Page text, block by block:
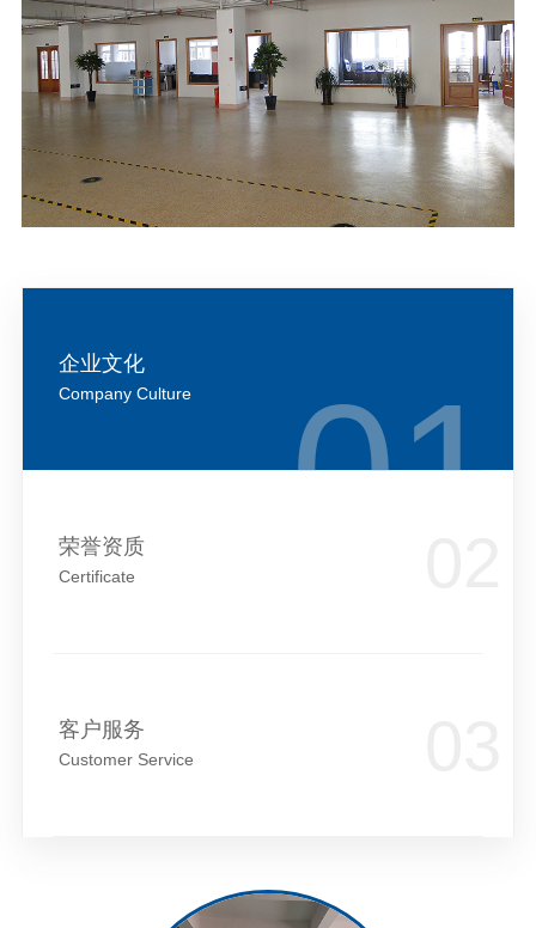
企业文化
Company Culture
荣誉资质
Certificate
客户服务
Customer Service